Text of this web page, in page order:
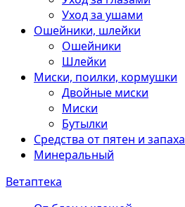
Уход за ушами
Ошейники, шлейки
Ошейники
Шлейки
Миски, поилки, кормушки
Двойные миски
Миски
Бутылки
Средства от пятен и запаха
Минеральный
Ветаптека